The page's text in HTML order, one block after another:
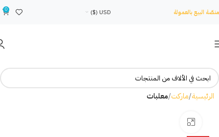
منصّة البيع بالعمولة USD ($)
0
الرئيسية ماركت معلبات